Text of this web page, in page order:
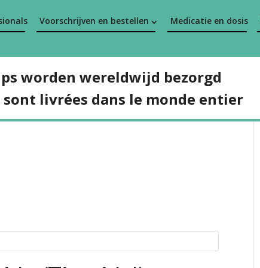
Voorschrijven en bestellen Medicatie en dosis
worden wereldwijd bezorgd
livrées dans le monde entier